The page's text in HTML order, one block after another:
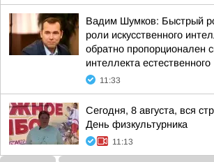
Вадим Шумков: Быстрый
роли искусственного
обратно пропорционален
интеллекта естественного
11:33
Сегодня, 8 августа, вся
День физкультурника
11:13